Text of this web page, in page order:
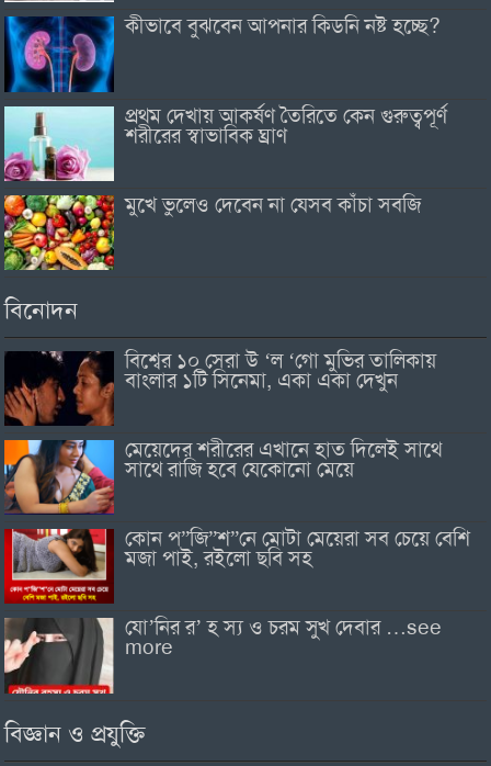
কীভাবে বুঝবেন আপনার কিডনি নষ্ট হচ্ছে?
প্রথম দেখায় আকর্ষণ তৈরিতে কেন গুরুত্বপূর্ণ
শরীরের স্বাভাবিক ঘ্রাণ
মুখে ভুলেও দেবেন না যেসব কাঁচা সবজি
বিনোদন
বিশ্বের ১০ সেরা উ ‘ল ‘গো মুভির তালিকায়
বাংলার ১টি সিনেমা, একা একা দেখুন
মেয়েদের শরীরের এখানে হাত দিলেই সাথে
সাথে রাজি হবে যেকোনো মেয়ে
কোন প”জি”শ”নে মোটা মেয়েরা সব চেয়ে বেশি
মজা পাই, রইলো ছবি সহ
যো’নির র’ হ স্য ও চরম সুখ দেবার …see
more
বিজ্ঞান ও প্রযুক্তি